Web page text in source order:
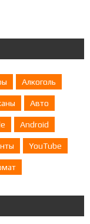
Алкоголь
Авто
Android
YouTube